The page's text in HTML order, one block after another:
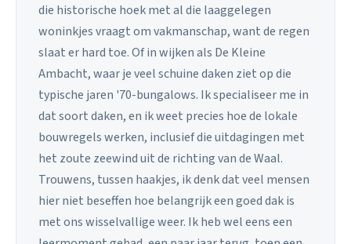
die historische hoek met al die laaggelegen
woninkjes vraagt om vakmanschap, want de regen
slaat er hard toe. Of in wijken als De Kleine
Ambacht, waar je veel schuine daken ziet op die
typische jaren '70-bungalows. Ik specialiseer me in
dat soort daken, en ik weet precies hoe de lokale
bouwregels werken, inclusief die uitdagingen met
het zoute zeewind uit de richting van de Waal.
Trouwens, tussen haakjes, ik denk dat veel mensen
hier niet beseffen hoe belangrijk een goed dak is
met ons wisselvallige weer. Ik heb wel eens een